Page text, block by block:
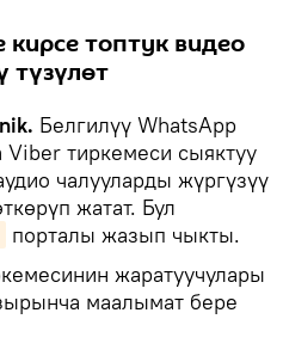
топтук видео
түзүлөт
Белгилүү WhatsApp
тиркемеси сыяктуу
чалууларды жүргүзүү
жатат. Бул
порталы жазып чыкты.
жаратуучулары
маалымат бере